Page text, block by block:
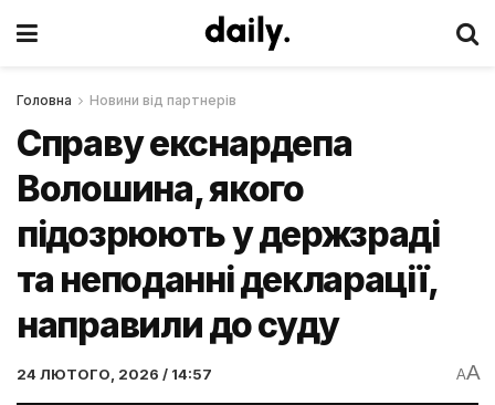
Головна Новини від партнерів
Справу екснардепа
Волошина, якого
підозрюють у держзраді
та неподанні декларації,
направили до суду
24 ЛЮТОГО, 2026 / 14:57 AA